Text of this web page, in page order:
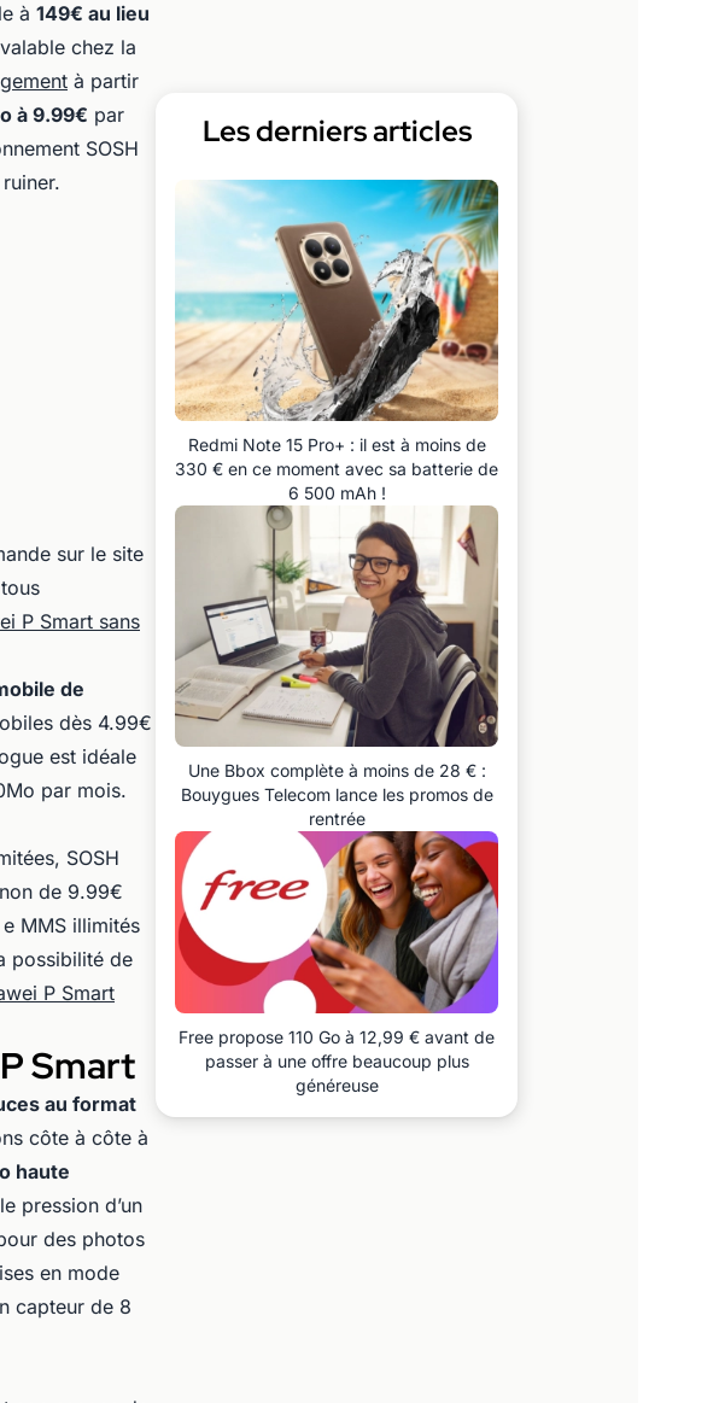
à 149€ au lieu
chez la
à partir
à 9.99€ par
SOSH
sur le site
P Smart sans
de
dès 4.99€
est idéale
par mois.
SOSH
de 9.99€
MMS illimités
possibilité de
P Smart
Smart
au format
côte à côte à
haute
pression d’un
des photos
en mode
capteur de 8
Les derniers articles
Redmi Note 15 Pro+ : il est à moins de
330 € en ce moment avec sa batterie de
6 500 mAh !
Une Bbox complète à moins de 28 € :
Bouygues Telecom lance les promos de
rentrée
Free propose 110 Go à 12,99 € avant de
passer à une offre beaucoup plus
généreuse